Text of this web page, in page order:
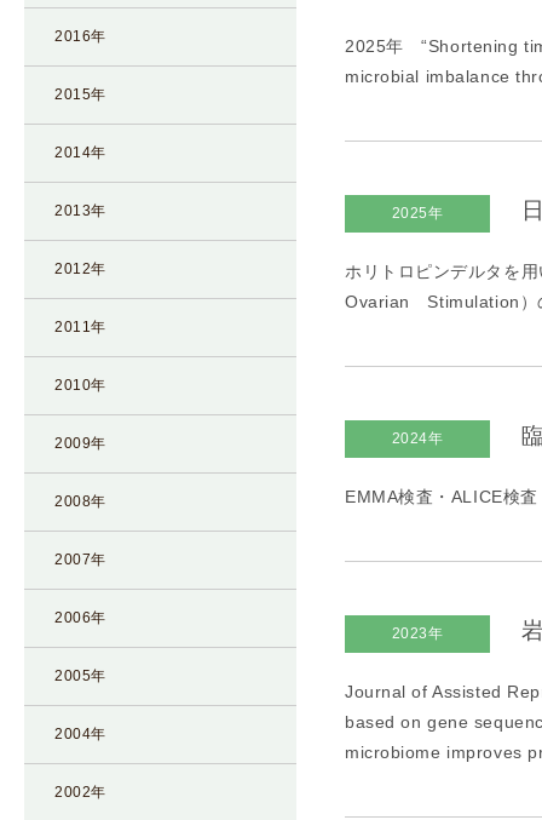
卵
子
凍
不
妊
併
2016年
2015年
2014年
2013年
2012年
2011年
2010年
2009年
2008年
2007年
2006年
2005年
2004年
2002年
2025年 “Shortening
microbial imbalance
2025年
ホリトロピンデルタを
Ovarian Stimulation）
2024年
EMMA検査・ALICE検査
2023年
Journal of Assisted
based on gene
microbiome improves